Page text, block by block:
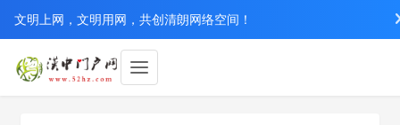
文明上网，文明用网，共创清朗网络空间！